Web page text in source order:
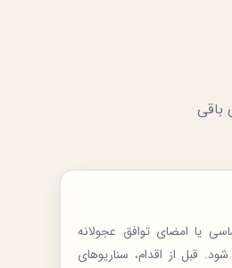
باقی
یا امضای توافق عجولانه
قبل از اقدام، سناریوهای